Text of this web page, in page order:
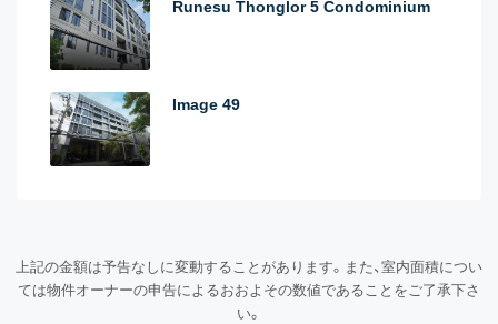
Runesu Thonglor 5 Condominium
Image 49
上記の金額は予告なしに変動することがあります。また、室内面積につい
ては物件オーナーの申告によるおおよその数値であることをご了承下さ
い。